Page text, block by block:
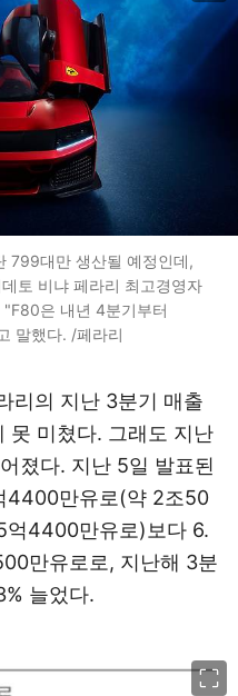
799대만 생산될 예정인데,
토 비냐 페라리 최고경영자
은 내년 4분기부터
말했다. /페라리
리의 지난 3분기 매출
못 미쳤다. 그래도 지난
졌다. 지난 5일 발표된
4400만유로(약 2조50
억4400만유로)보다 6.
만유로로, 지난해 3분
늘었다.